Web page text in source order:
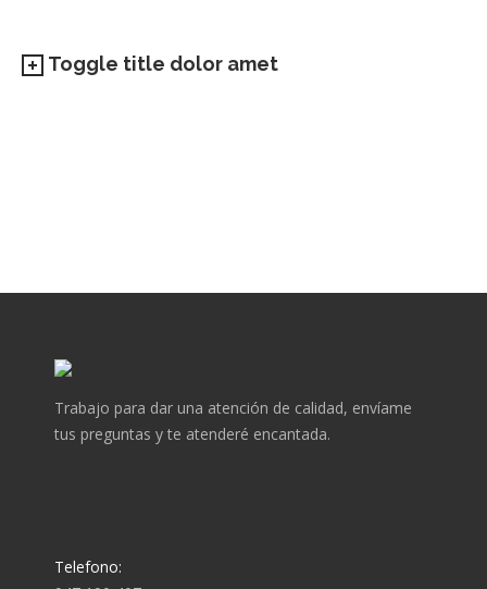
Toggle title dolor amet
Trabajo para dar una atención de calidad, envíame
tus preguntas y te atenderé encantada.
Telefono: